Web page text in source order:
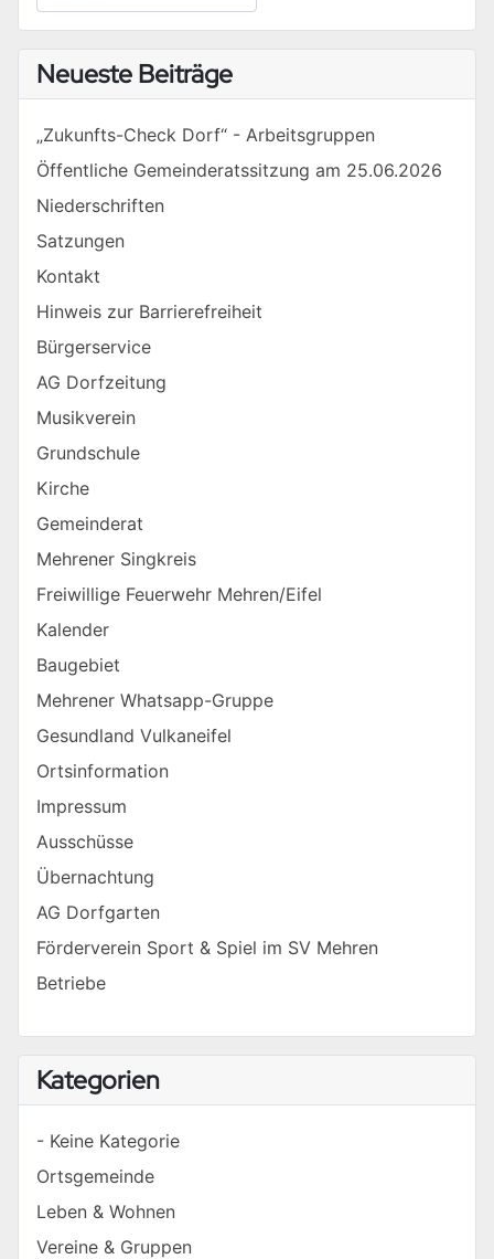
Type 2 or more characters for results.
Neueste Beiträge
„Zukunfts-Check Dorf“ - Arbeitsgruppen
Öffentliche Gemeinderatssitzung am 25.06.2026
Niederschriften
Satzungen
Kontakt
Hinweis zur Barrierefreiheit
Bürgerservice
AG Dorfzeitung
Musikverein
Grundschule
Kirche
Gemeinderat
Mehrener Singkreis
Freiwillige Feuerwehr Mehren/Eifel
Kalender
Baugebiet
Mehrener Whatsapp-Gruppe
Gesundland Vulkaneifel
Ortsinformation
Impressum
Ausschüsse
Übernachtung
AG Dorfgarten
Förderverein Sport & Spiel im SV Mehren
Betriebe
Kategorien
- Keine Kategorie
Ortsgemeinde
Leben & Wohnen
Vereine & Gruppen